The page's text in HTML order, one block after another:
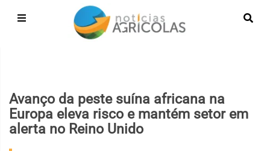
Avanço da peste suína africana na
Europa eleva risco e mantém setor em
alerta no Reino Unido